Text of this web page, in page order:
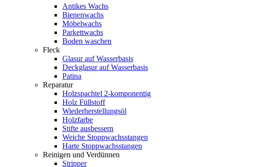
Antikes Wachs
Bienenwachs
Möbelwachs
Parkettwachs
Boden waschen
Fleck
Glasur auf Wasserbasis
Deckglasur auf Wasserbasis
Patina
Reparatur
Holzspachtel 2-komponentig
Holz Füllstoff
Wiederherstellungsöl
Holzfarbe
Stifte ausbessern
Weiche Stoppwachsstangen
Harte Stoppwachsstangen
Reinigen und Verdünnen
Stripper